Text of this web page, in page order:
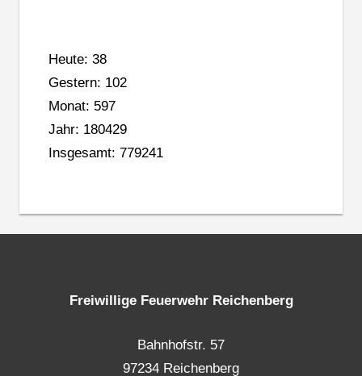
Heute: 38
Gestern: 102
Monat: 597
Jahr: 180429
Insgesamt: 779241
Freiwillige Feuerwehr Reichenberg
Bahnhofstr. 57
97234 Reichenberg